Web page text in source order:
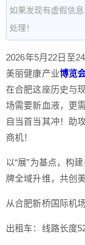
如果发现有虚假信
处理！
2026年5月22日至
美丽健康产业博览
在合肥这座历史与
场需要新血液，更
自当首当其冲！助
商机！
以“展”为基点，构
牌全域升维，共创
从合肥新桥国际机
出租车：线路长度